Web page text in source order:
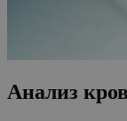
Анализ